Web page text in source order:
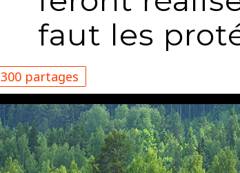
faut les
300 partages